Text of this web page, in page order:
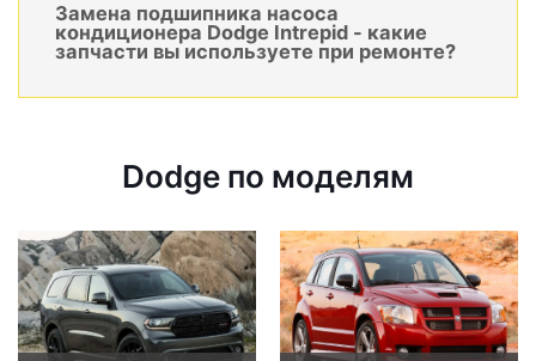
Замена подшипника насоса
кондиционера Dodge Intrepid - какие
запчасти вы используете при ремонте?
Dodge по моделям